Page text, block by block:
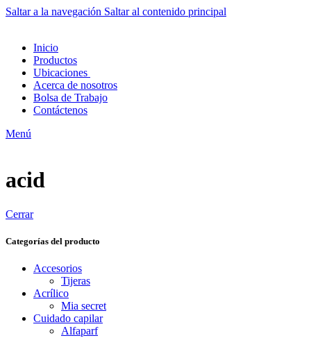
Saltar a la navegación Saltar al contenido principal
Inicio
Productos
Ubicaciones
Acerca de nosotros
Bolsa de Trabajo
Contáctenos
Menú
acid
Cerrar
Categorías del producto
Accesorios
Tijeras
Acrílico
Mia secret
Cuidado capilar
Alfaparf